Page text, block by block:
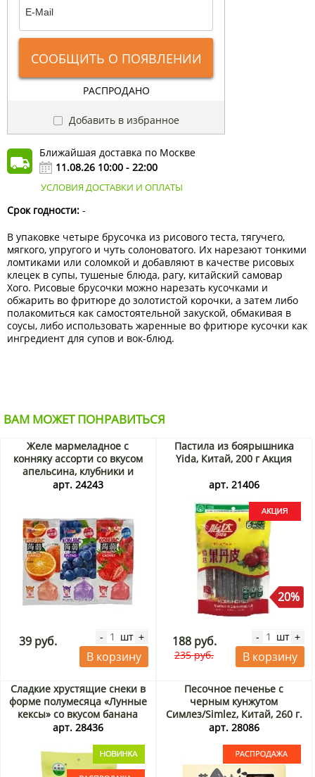
СООБЩИТЬ О ПОЯВЛЕНИИ
РАСПРОДАНО
Добавить в избранное
Ближайшая доставка по Москве
11.08.26 10:00 - 22:00
УСЛОВИЯ ДОСТАВКИ И ОПЛАТЫ
Срок годности: -
В упаковке четыре брусочка из рисового теста, тягучего,
мягкого, упругого и чуть солоноватого. Их нарезают тонкими
ломтиками или соломкой и добавляют в качестве рисовых
клецек в супы, тушеные блюда, рагу, китайский самовар
Хого. Рисовые брусочки можно нарезать кусочками и
обжарить во фритюре до золотистой корочки, а затем либо
полакомиться как самостоятельной закуской, обмакивая в
соусы, либо использовать жаренные во фритюре кусочки как
ингредиент для супов и вок-блюд.
ВАМ МОЖЕТ ПОНРАВИТЬСЯ
Желе мармеладное с
конняку ассорти со вкусом
апельсина, клубники и
винограда Blike, Китай, 60 г
арт. 24243
39 руб. - шт +
В корзину
Пастила из боярышника
Yida, Китай, 200 г Акция
арт. 21406
20%
188 руб.
235 руб.
- шт +
В корзину
Сладкие хрустящие снеки в
форме полумесяца «Лунные
кексы» со вкусом банана
Тянь И Юань / Tian Yi Yuan,
08.09.2026. Распродажа
арт. 28436
Песочное печенье с
черным кунжутом
Симлез/Simlez, Китай, 260 г.
Срок до 09.08.2026.
арт. 28086